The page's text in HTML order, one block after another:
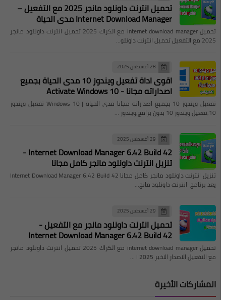
تحميل انترنت داونلود مانجر 2025 مع التفعيل –
Internet Download Manager مدى الحياة
تحميل internet download manager مع الكراك 2025 تحميل انترنت داونلود مانجر
2025 مع التفعيل تحميل انترنت داونلو…
28 أغسطس 2025
اقوى اداة تفعيل ويندوز 10 مدى الحياة بجميع
اصداراته مجانا - Activate Windows 10
تفعيل ويندوز 10 بجميع اصداراته مجانا مدى الحياة | Windows 10 تفعيل ويندوز
10,تفعيل ويندوز 10 بدون برامج,ويندوز …
29 أغسطس 2025
Internet Download Manager 6.42 Build 42 -
تنزيل انترنت داونلود مانجر كامل مجانا
تنزيل انترنت داونلود مانجر كامل مجانا Internet Download Manager 6.42 Build 42
يعد برنامج انترنت داونلود مانج…
29 أغسطس 2025
تحميل انترنت داونلود مانجر مع التفعيل -
Internet Download Manager 6.42 Build 42
تحميل internet download manager مع الكراك 2025 تحميل انترنت داونلود مانجر
مع التفعيل الاصدار الاخير 2025 I …
المشاركات الأخيرة